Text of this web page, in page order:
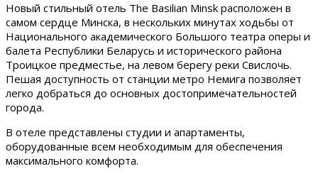
Новый стильный отель The Basilian Minsk расположен в
самом сердце Минска, в нескольких минутах ходьбы от
Национального академического Большого театра оперы и
балета Республики Беларусь и исторического района
Троицкое предместье, на левом берегу реки Свислочь.
Пешая доступность от станции метро Немига позволяет
легко добраться до основных достопримечательностей
города.
В отеле представлены студии и апартаменты,
оборудованные всем необходимым для обеспечения
максимального комфорта.